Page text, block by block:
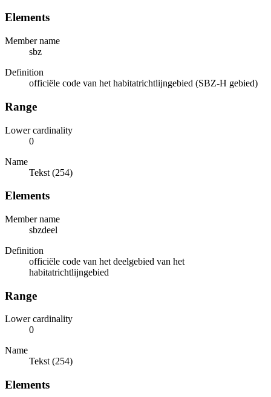
Elements
Member name
sbz
Definition
officiële code van het habitatrichtlijngebied (SBZ-H gebied)
Range
Lower cardinality
0
Name
Tekst (254)
Elements
Member name
sbzdeel
Definition
officiële code van het deelgebied van het
habitatrichtlijngebied
Range
Lower cardinality
0
Name
Tekst (254)
Elements